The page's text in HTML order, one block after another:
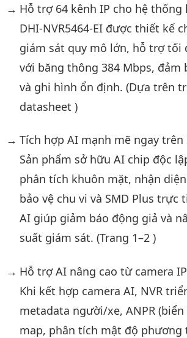
Hỗ trợ 64 kênh IP cho hệ thống
DHI-NVR5464-EI được thiết kế
giám sát quy mô lớn, hỗ trợ tối
với băng thông 384 Mbps, đảm
và ghi hình ổn định. (Dựa trên
datasheet )
Tích hợp AI mạnh mẽ ngay trên
Sản phẩm sở hữu AI chip độc
phân tích khuôn mặt, nhận
bảo vệ chu vi và SMD Plus trực
AI giúp giảm báo động giả và
suất giám sát. (Trang 1–2 )
Hỗ trợ AI nâng cao từ camera IP
Khi kết hợp camera AI, NVR
metadata người/xe, ANPR (biển
map, phân tích mật độ phương